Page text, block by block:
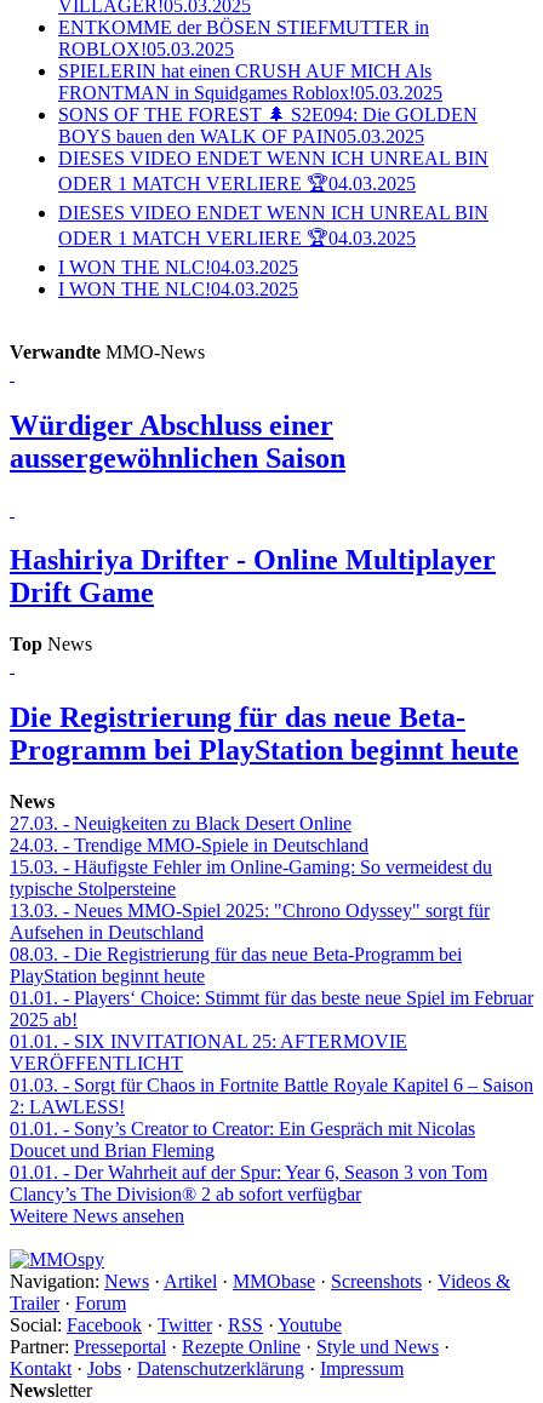
VILLAGER!05.03.2025
ENTKOMME der BÖSEN STIEFMUTTER in
ROBLOX!05.03.2025
SPIELERIN hat einen CRUSH AUF MICH Als
FRONTMAN in Squidgames Roblox!05.03.2025
SONS OF THE FOREST 🌲 S2E094: Die GOLDEN
BOYS bauen den WALK OF PAIN05.03.2025
DIESES VIDEO ENDET WENN ICH UNREAL BIN
ODER 1 MATCH VERLIERE 🏆04.03.2025
DIESES VIDEO ENDET WENN ICH UNREAL BIN
ODER 1 MATCH VERLIERE 🏆04.03.2025
I WON THE NLC!04.03.2025
I WON THE NLC!04.03.2025
Verwandte MMO-News
Würdiger Abschluss einer
aussergewöhnlichen Saison
Hashiriya Drifter - Online Multiplayer
Drift Game
Top News
Die Registrierung für das neue Beta-
Programm bei PlayStation beginnt heute
News
27.03. - Neuigkeiten zu Black Desert Online
24.03. - Trendige MMO-Spiele in Deutschland
15.03. - Häufigste Fehler im Online-Gaming: So vermeidest du
typische Stolpersteine
13.03. - Neues MMO-Spiel 2025: "Chrono Odyssey" sorgt für
Aufsehen in Deutschland
08.03. - Die Registrierung für das neue Beta-Programm bei
PlayStation beginnt heute
01.01. - Players‘ Choice: Stimmt für das beste neue Spiel im Februar
2025 ab!
01.01. - SIX INVITATIONAL 25: AFTERMOVIE
VERÖFFENTLICHT
01.03. - Sorgt für Chaos in Fortnite Battle Royale Kapitel 6 – Saison
2: LAWLESS!
01.01. - Sony’s Creator to Creator: Ein Gespräch mit Nicolas
Doucet und Brian Fleming
01.01. - Der Wahrheit auf der Spur: Year 6, Season 3 von Tom
Clancy’s The Division® 2 ab sofort verfügbar
Weitere News ansehen
Navigation: News · Artikel · MMObase · Screenshots · Videos &
Trailer· Forum
Social: Facebook · Twitter· RSS · Youtube
Partner: Presseportal · Rezepte Online · Style und News ·
Kontakt · Jobs · Datenschutzerklärung · Impressum
Newsletter